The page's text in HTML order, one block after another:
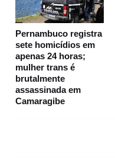
Pernambuco registra
sete homicídios em
apenas 24 horas;
mulher trans é
brutalmente
assassinada em
Camaragibe